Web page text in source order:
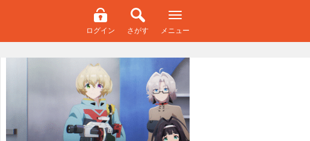
ログイン さがす メニュー